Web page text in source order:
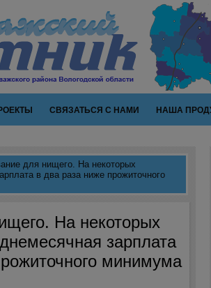
СВЯЗАТЬСЯ С НАМИ НАША
для нищего. На некоторых
в два раза ниже прожиточного
На некоторых
зарплата
минимума